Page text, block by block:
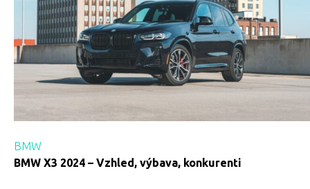
BMW
BMW X3 2024 – Vzhled, výbava, konkurenti